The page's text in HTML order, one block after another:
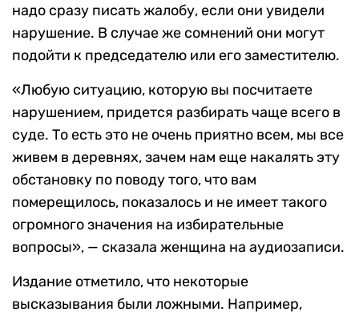
надо сразу писать жалобу, если они увидели
нарушение. В случае же сомнений они могут
подойти к председателю или его заместителю.
«Любую ситуацию, которую вы посчитаете
нарушением, придется разбирать чаще всего в
суде. То есть это не очень приятно всем, мы все
живем в деревнях, зачем нам еще накалять эту
обстановку по поводу того, что вам
померещилось, показалось и не имеет такого
огромного значения на избирательные
вопросы», — сказала женщина на аудиозаписи.
Издание отметило, что некоторые
высказывания были ложными. Например,